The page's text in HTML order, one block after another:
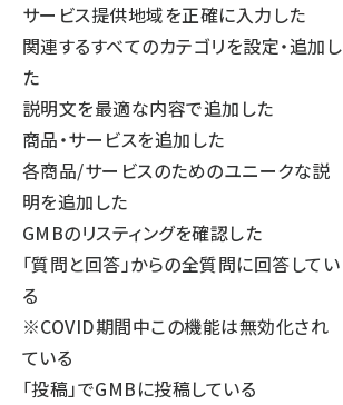
サービス提供地域を正確に入力した
関連するすべてのカテゴリを設定・追加し
た
説明文を最適な内容で追加した
商品・サービスを追加した
各商品/サービスのためのユニークな説
明を追加した
GMBのリスティングを確認した
「質問と回答」からの全質問に回答してい
る
※COVID期間中この機能は無効化され
ている
「投稿」でGMBに投稿している